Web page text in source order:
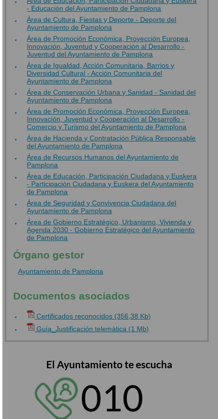
- Educación del Ayuntamiento de Pamplona
Área de Cultura, Fiestas y Deporte - Deporte del
Ayuntamiento de Pamplona
Área de Promoción Económica, Proyección Europea,
Innovación, Juventud y Cooperación al Desarrollo -
Juventud del Ayuntamiento de Pamplona
Área de Igualdad, Acción Comunitaria, Barrios y
Diversidad Cultural - Acción Comunitaria del
Ayuntamiento de Pamplona
Área de Conservación Urbana y Sanidad - Sanidad del
Ayuntamiento de Pamplona
Área de Promoción Económica, Proyección Europea,
Innovación, Juventud y Cooperación al Desarrollo -
Comercio y Turismo del Ayuntamiento de Pamplona
Área de Hacienda y Contratación Pública Responsable
del Ayuntamiento de Pamplona
Área de Recursos Humanos del Ayuntamiento de
Pamplona
Área de Educación, Participación Ciudadana y Euskera
- Participación Ciudadana y Euskera del Ayuntamiento
de Pamplona
Área de Seguridad y Convivencia Ciudadana del
Ayuntamiento de Pamplona
Área de Gobierno Estratégico, Urbanismo, Vivienda y
Agenda 2030 - Gobierno Estratégico del Ayuntamiento
de Pamplona
Órgano gestor
Ayuntamiento de Pamplona
Documentos asociados
Certificados reconocidos (356,38 Kb)
Guía_Justificación telemática (1 Mb)
El Ayuntamiento te escucha